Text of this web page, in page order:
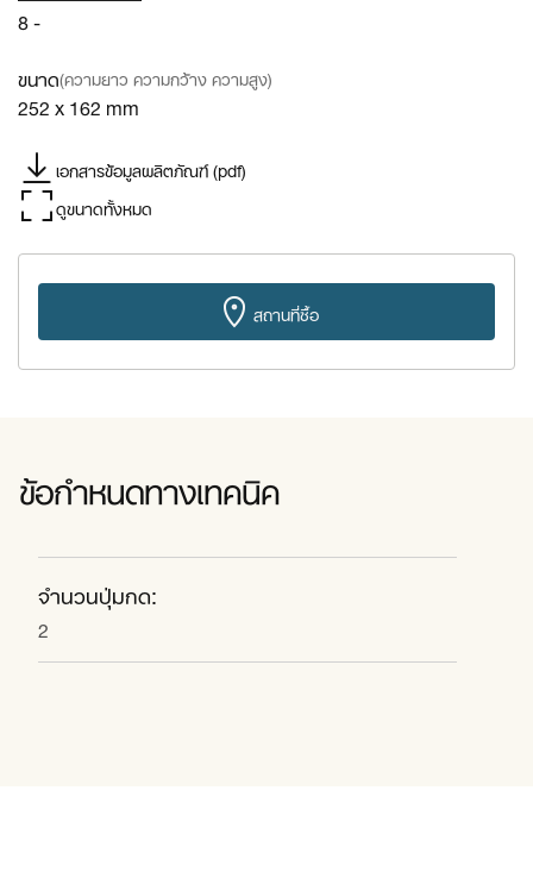
8 -
ขนาด(ความยาว ความกว้าง ความสูง)
252 x 162 mm
เอกสารข้อมูลผลิตภัณฑ์ (pdf)
ดูขนาดทั้งหมด
สถานที่ซื้อ
ข้อกำหนดทางเทคนิค
จำนวนปุ่มกด:
2